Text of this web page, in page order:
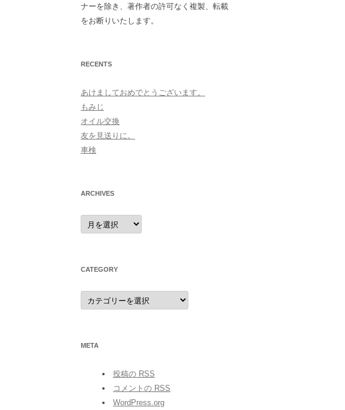
ナーを除き、著作者の許可なく複製、転載
をお断りいたします。
RECENTS
あけましておめでとうございます。
もみじ
オイル交換
友を見送りに。
車検
ARCHIVES
archives
CATEGORY
category
META
投稿の RSS
コメントの RSS
WordPress.org